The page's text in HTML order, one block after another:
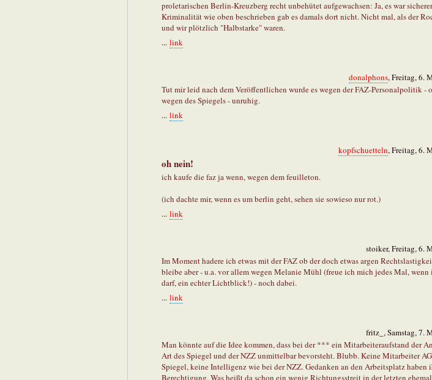
proletarischen Berlin-Kreuzberg recht unbehütet aufgewachsen: Ja, es war
Kriminalität wie oben beschrieben gab es damals dort nicht. Nicht mal, als der
und wir plötzlich "Halbstarke" waren.
... link
donalphons, Freitag, 6.
Tut mir leid nach dem Veröffentlichen wurde es wegen der FAZ-Personalpolitik -
wegen des Spiegels - unruhig.
... link
kopfschuetteln, Freitag, 6.
oh nein!
ich kaufe die faz ja wenn, wegen dem feuilleton.
(ich dachte mir, wenn es um berlin geht, sehen sie sowieso nur rot.)
... link
stoiker, Freitag, 6.
Im Moment hadere ich etwas mit der FAZ ob der doch etwas argen
bleibe aber - u.a. vor allem wegen Melanie Mühl (freue ich mich jedes Mal, wenn
darf, ein echter Lichtblick!) - noch dabei.
... link
fritz_, Samstag, 7.
Man könnte auf die Idee kommen, dass bei der *** ein Mitarbeiteraufstand der
Art des Spiegel und der NZZ unmittelbar bevorsteht. Blubb. Keine Mitarbeiter
Spiegel, keine Intelligenz wie bei der NZZ. Gedanken an den Arbeitsplatz haben
Berechtigung. Was heißt da schon ein wenig Richtungsstreit in der letzten